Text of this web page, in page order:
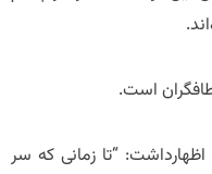
است.
“تا زمانی که سر